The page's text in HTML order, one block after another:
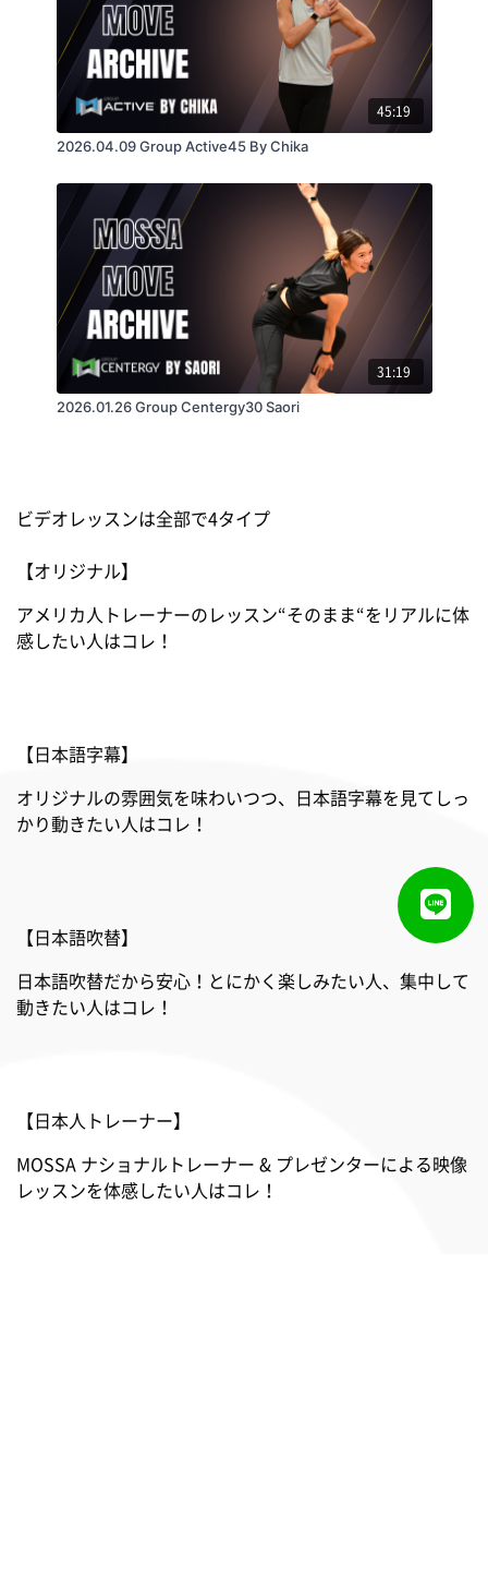
45:19
2026.04.09 Group Active45 By Chika
31:19
2026.01.26 Group Centergy30 Saori
ビデオレッスンは全部で4タイプ
【オリジナル】
アメリカ人トレーナーのレッスン“そのまま“をリアルに体
感したい人はコレ！
【日本語字幕】
オリジナルの雰囲気を味わいつつ、日本語字幕を見てしっ
かり動きたい人はコレ！
【日本語吹替】
日本語吹替だから安心！とにかく楽しみたい人、集中して
動きたい人はコレ！
【日本人トレーナー】
MOSSA ナショナルトレーナー & プレゼンターによる映像
レッスンを体感したい人はコレ！